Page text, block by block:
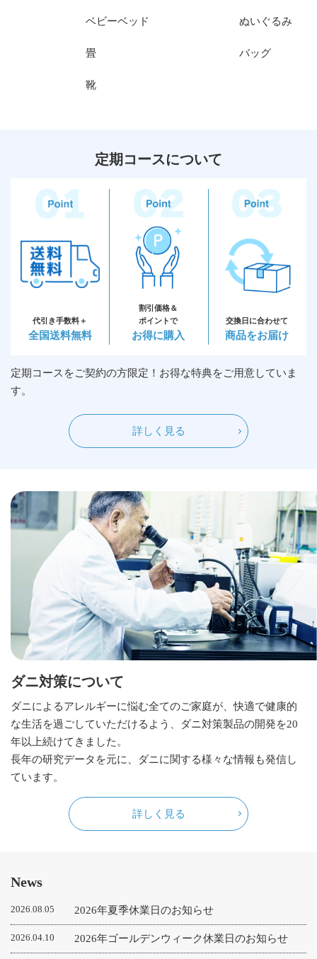
ベビーベッド ぬいぐるみ
畳 バッグ
靴
定期コースについて
代引き手数料＋
全国送料無料
割引価格＆
ポイントで
お得に購入
交換日に合わせて
商品をお届け
定期コースをご契約の方限定！お得な特典をご用意していま
す。
詳しく見る
ダニ対策について
ダニによるアレルギーに悩む全てのご家庭が、快適で健康的
な生活を過ごしていただけるよう、ダニ対策製品の開発を20
年以上続けてきました。
長年の研究データを元に、ダニに関する様々な情報も発信し
ています。
詳しく見る
News
2026.08.05 2026年夏季休業日のお知らせ
2026.04.10 2026年ゴールデンウィーク休業日のお知らせ